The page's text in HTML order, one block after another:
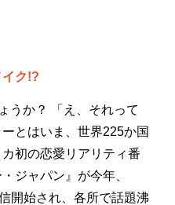
イク!?
うか？ 「え、それって
とはいま、世界225か国
初の恋愛リアリティ番
ジャパン』が今年、
開始され、各所で話題沸